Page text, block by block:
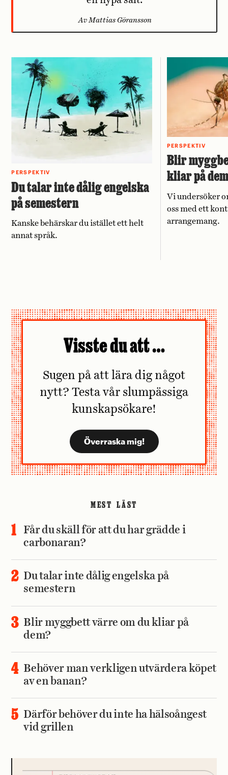
Av Mattias Göransson
PERSPEKTIV
Du talar inte dålig engelska
på semestern
Kanske behärskar du istället ett helt
annat språk.
PERSPEKTIV
Blir
kliar på
Vi undersöker
oss med ett
arrangemang.
Visste du att …
Sugen på att lära dig något
nytt? Testa vår slumpässiga
kunskapsökare!
MEST LÄST
Får du skäll för att du har grädde i
carbonaran?
Du talar inte dålig engelska på
semestern
Blir myggbett värre om du kliar på
dem?
Behöver man verkligen utvärdera köpet
av en banan?
Därför behöver du inte ha hälsoångest
vid grillen